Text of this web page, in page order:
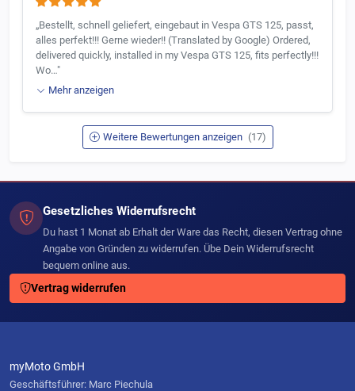
„Bestellt, schnell geliefert, eingebaut in Vespa GTS 125, passt,
alles perfekt!!! Gerne wieder!! (Translated by Google) Ordered,
delivered quickly, installed in my Vespa GTS 125, fits perfectly!!!
Wo…"
Mehr anzeigen
Weitere Bewertungen anzeigen (17)
Gesetzliches Widerrufsrecht
Du hast 1 Monat ab Erhalt der Ware das Recht, diesen Vertrag ohne
Angabe von Gründen zu widerrufen. Übe Dein Widerrufsrecht
bequem online aus.
Vertrag widerrufen
myMoto GmbH
Geschäftsführer: Marc Piechula